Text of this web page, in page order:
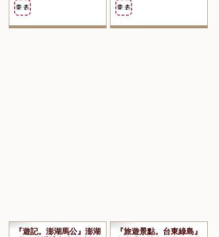
『遊記。澎湖馬公』澎湖
『旅遊景點。台東綠島』